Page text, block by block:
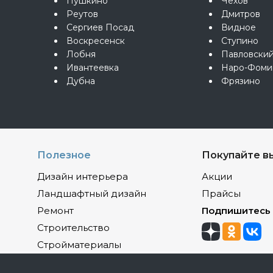
Реутов
Сергиев Посад
Воскресенск
Лобня
Ивантеевка
Дубна
Дмитров
Видное
Ступино
Наро-
Фрязино
Полезное
Дизайн интерьера
Ландшафтный дизайн
Ремонт
Строительство
Стройматериалы
Покупайте
Акции
Прайсы
Подпишитесь